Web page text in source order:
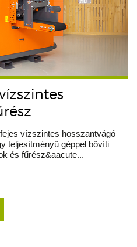
vízszintes hosszantvágó
teljesítményű géppel bővíti
és fűrész&aacute...